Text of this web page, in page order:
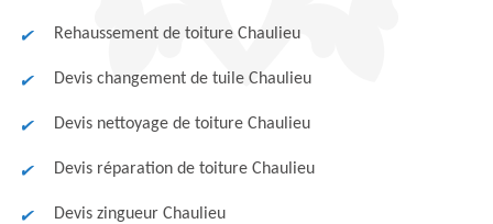
Rehaussement de toiture Chaulieu
Devis changement de tuile Chaulieu
Devis nettoyage de toiture Chaulieu
Devis réparation de toiture Chaulieu
Devis zingueur Chaulieu